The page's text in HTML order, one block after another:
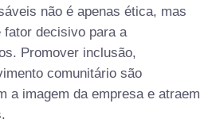
não é apenas ética, mas
fator decisivo para a
Promover inclusão,
comunitário são
a imagem da empresa e atraem